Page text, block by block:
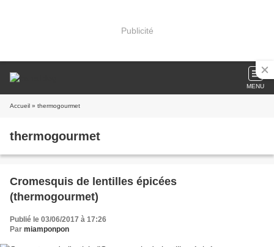
Publicité
MENU
Accueil » thermogourmet
thermogourmet
Cromesquis de lentilles épicées
(thermogourmet)
Publié le 03/06/2017 à 17:26
Par miamponpon